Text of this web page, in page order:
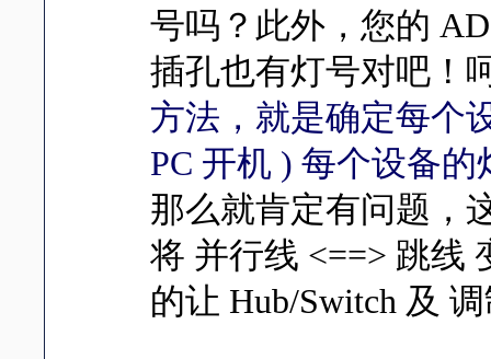
号吗？此外， 您的
插孔也有灯号对吧！
方法，就是确定每个
PC 开机 ) 每个设备
那么就肯定有问题，
将 并行线 <==> 跳线
的让 Hub/Switch 及